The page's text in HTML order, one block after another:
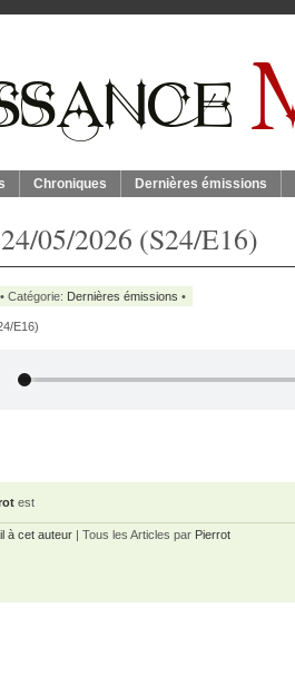
Chroniques Dernières émissions
05/2026 (S24/E16)
Catégorie: Dernières émissions •
E16)
est
à cet auteur | Tous les Articles par Pierrot